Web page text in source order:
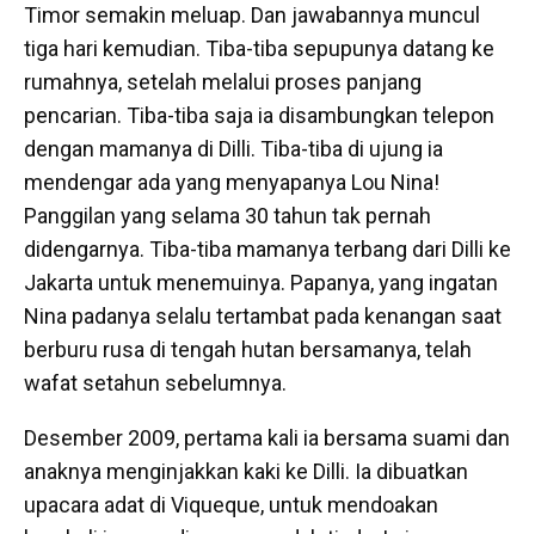
Timor semakin meluap. Dan jawabannya muncul
tiga hari kemudian. Tiba-tiba sepupunya datang ke
rumahnya, setelah melalui proses panjang
pencarian. Tiba-tiba saja ia disambungkan telepon
dengan mamanya di Dilli. Tiba-tiba di ujung ia
mendengar ada yang menyapanya Lou Nina!
Panggilan yang selama 30 tahun tak pernah
didengarnya. Tiba-tiba mamanya terbang dari Dilli ke
Jakarta untuk menemuinya. Papanya, yang ingatan
Nina padanya selalu tertambat pada kenangan saat
berburu rusa di tengah hutan bersamanya, telah
wafat setahun sebelumnya.
Desember 2009, pertama kali ia bersama suami dan
anaknya menginjakkan kaki ke Dilli. Ia dibuatkan
upacara adat di Viqueque, untuk mendoakan